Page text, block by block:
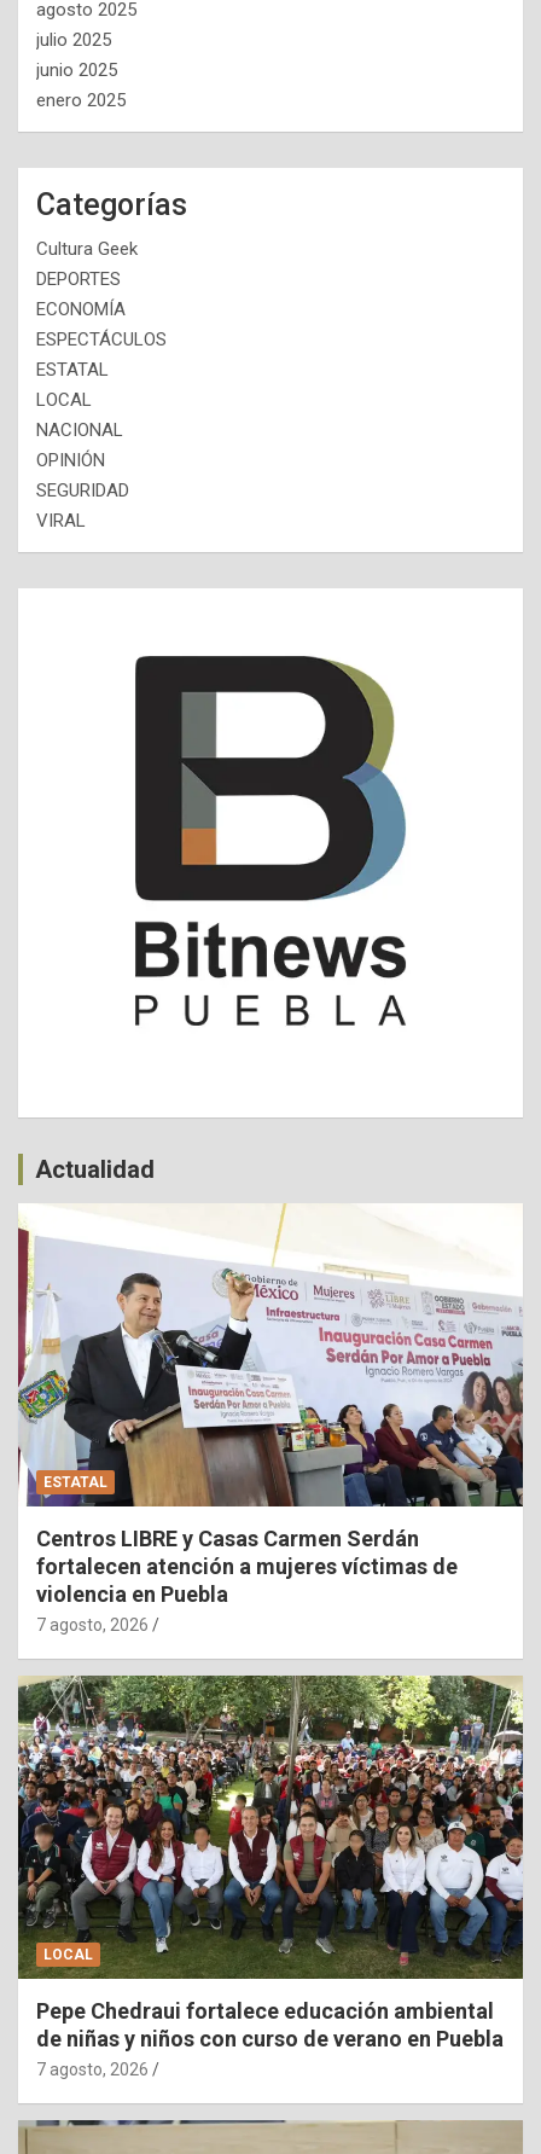
agosto 2025
julio 2025
junio 2025
enero 2025
Categorías
Cultura Geek
DEPORTES
ECONOMÍA
ESPECTÁCULOS
ESTATAL
LOCAL
NACIONAL
OPINIÓN
SEGURIDAD
VIRAL
Actualidad
ESTATAL
Centros LIBRE y Casas Carmen Serdán
fortalecen atención a mujeres víctimas de
violencia en Puebla
7 agosto, 2026
LOCAL
Pepe Chedraui fortalece educación ambiental
de niñas y niños con curso de verano en Puebla
7 agosto, 2026